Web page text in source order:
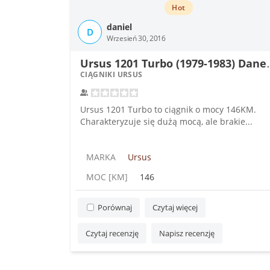
D daniel
Wrzesień 30, 2016
Hot
rsus
CIĄGNIKI URSUS
Ursus 1201 Turbo to ciągnik o mocy 146KM.
Charakteryzuje się dużą mocą, ale brakie...
MARKA
Ursus
MOC [KM]
146
Porównaj Czytaj więcej
Czytaj recenzję Napisz recenzję